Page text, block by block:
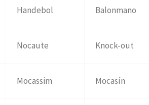
Handebol Balonmano
Nocaute Knock-out
Mocassim Mocasín